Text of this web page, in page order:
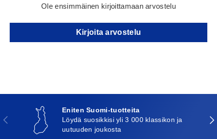
Ole ensimmäinen kirjoittamaan arvostelu
Kirjoita arvostelu
Edellinen
Eniten Suomi-tuotteita
Löydä suosikkisi yli 3 000 klassikon ja
uutuuden joukosta